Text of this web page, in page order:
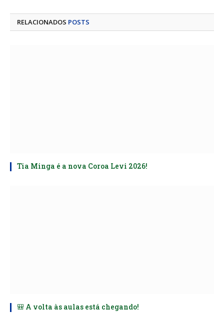
RELACIONADOS POSTS
Tia Minga é a nova Coroa Levi 2026!
🎒 A volta às aulas está chegando!